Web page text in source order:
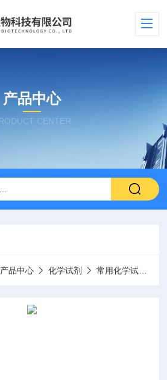
产品中心
CENTER
产品中心 化学试剂 常用化学试剂